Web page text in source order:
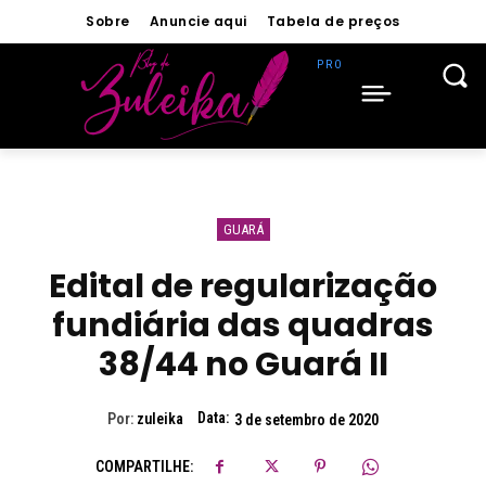
Sobre Anuncie aqui Tabela de preços
GUARÁ
Edital de regularização
fundiária das quadras
38/44 no Guará II
Por: zuleika Data: 3 de setembro de 2020
COMPARTILHE: